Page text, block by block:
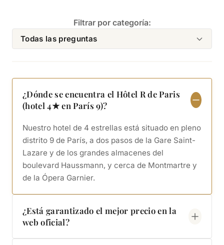
Filtrar por categoría:
Todas las preguntas
¿Dónde se encuentra el Hôtel R de Paris
(hotel 4★ en París 9)?
Nuestro hotel de 4 estrellas está situado en pleno
distrito 9 de París, a dos pasos de la Gare Saint-
Lazare y de los grandes almacenes del
boulevard Haussmann, y cerca de Montmartre y
de la Ópera Garnier.
¿Está garantizado el mejor precio en la
web oficial?